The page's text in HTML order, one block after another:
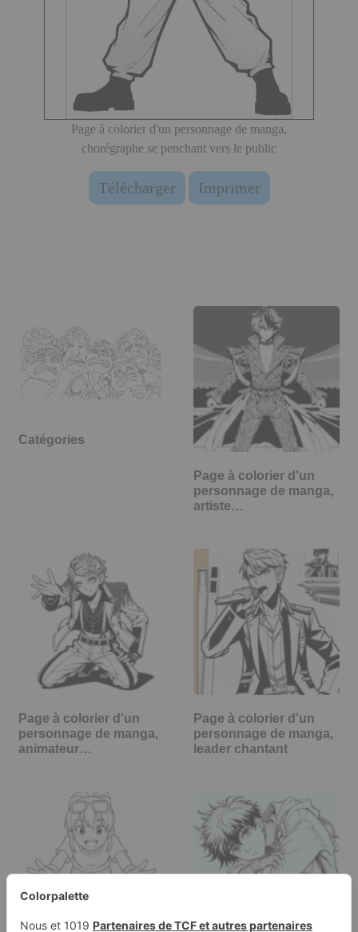
Page à colorier d'un personnage de manga,
chorégraphe se penchant vers le public
Télécharger Imprimer
Catégories
Page à colorier d'un
personnage de manga,
artiste…
Page à colorier d'un
personnage de manga,
animateur…
Page à colorier d'un
personnage de manga,
leader chantant